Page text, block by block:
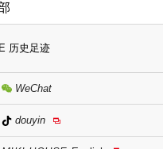
历史足迹
WeChat
douyin